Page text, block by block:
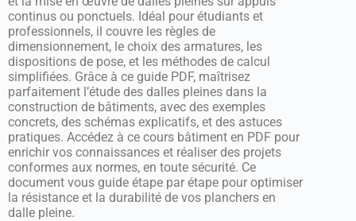
continus ou ponctuels. Idéal pour étudiants et
professionnels, il couvre les règles de
dimensionnement, le choix des armatures, les
dispositions de pose, et les méthodes de calcul
simplifiées. Grâce à ce guide PDF, maîtrisez
parfaitement l’étude des dalles pleines dans la
construction de bâtiments, avec des exemples
concrets, des schémas explicatifs, et des astuces
pratiques. Accédez à ce cours bâtiment en PDF pour
enrichir vos connaissances et réaliser des projets
conformes aux normes, en toute sécurité. Ce
document vous guide étape par étape pour optimiser
la résistance et la durabilité de vos planchers en
dalle pleine.